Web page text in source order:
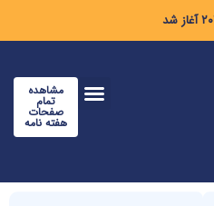
مشاهده
تمام
صفحات
هفته نامه